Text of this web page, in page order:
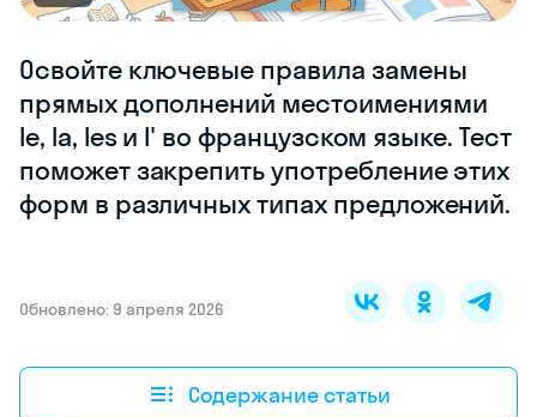
Освойте ключевые правила замены
прямых дополнений местоимениями
le, la, les и l' во французском языке. Тест
поможет закрепить употребление этих
форм в различных типах предложений.
Обновлено: 9 апреля 2026
Содержание статьи